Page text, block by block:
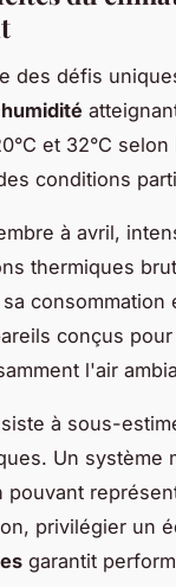
des défis
et 32°C
conditions
à avril,
thermiques
conçus
l'air
à sous-
Un système
pouvant
privilégier un
garantit